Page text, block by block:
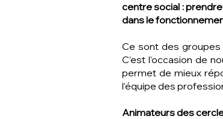
centre social :
dans le
Ce sont des groupes
C’est l’occasion de
permet de mieux
l’équipe des
Animateurs des